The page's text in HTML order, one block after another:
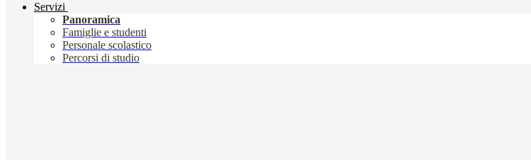
Servizi
Panoramica
Famiglie e studenti
Personale scolastico
Percorsi di studio